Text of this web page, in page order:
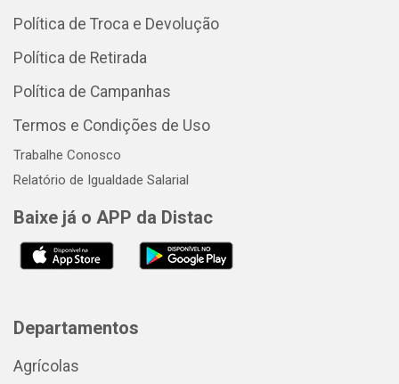
Política de Troca e Devolução
Política de Retirada
Política de Campanhas
Termos e Condições de Uso
Trabalhe Conosco
Relatório de Igualdade Salarial
Baixe já o APP da Distac
Departamentos
Agrícolas